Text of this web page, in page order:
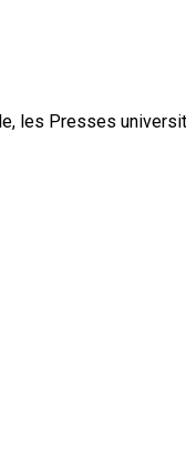
les Presses